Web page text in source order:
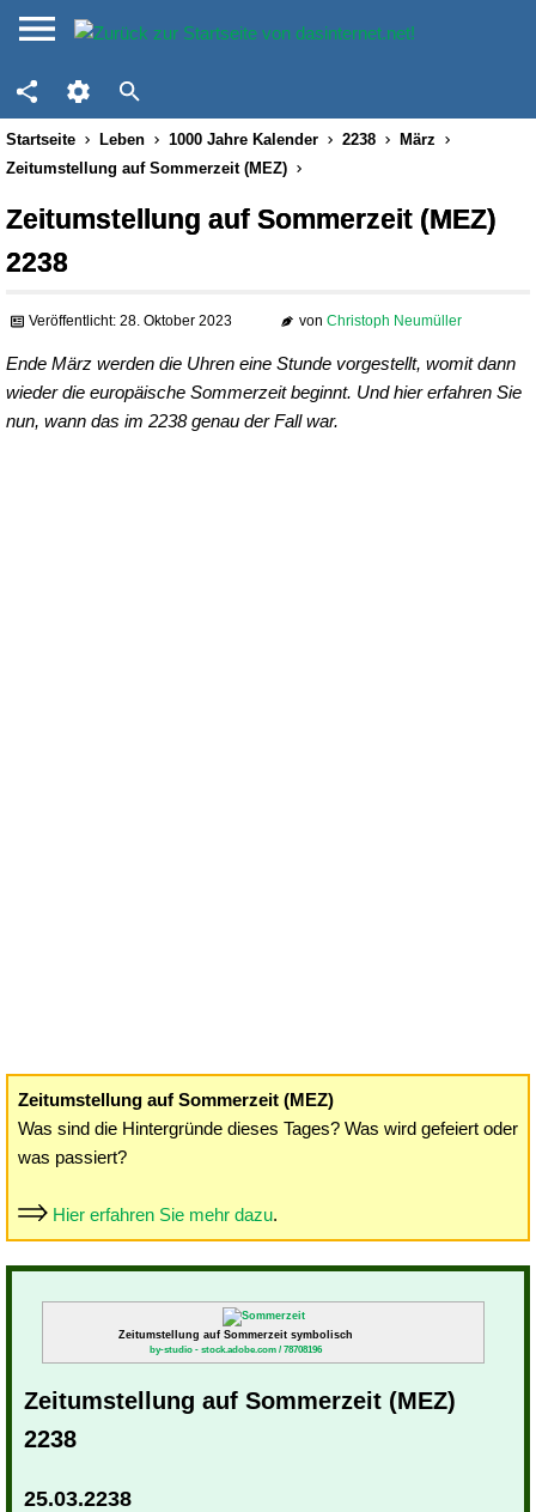
Startseite Leben 1000 Jahre Kalender 2238
März
Zeitumstellung auf Sommerzeit (MEZ)
Zeitumstellung auf Sommerzeit (MEZ)
2238
Veröffentlicht: 28. Oktober 2023 von Christoph Neumüller
Ende März werden die Uhren eine Stunde vorgestellt, womit dann
wieder die europäische Sommerzeit beginnt. Und hier erfahren Sie
nun, wann das im 2238 genau der Fall war.
Zeitumstellung auf Sommerzeit (MEZ)
Was sind die Hintergründe dieses Tages? Was wird gefeiert oder
was passiert?
Hier erfahren Sie mehr dazu.
Zeitumstellung auf Sommerzeit symbolisch
by-studio - stock.adobe.com / 78708196
Zeitumstellung auf Sommerzeit (MEZ)
2238
25.03.2238